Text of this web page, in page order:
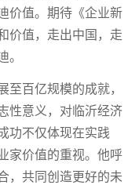
价值。期待《企业新
价值，走出中国，走
百亿规模的成就，
性意义，对临沂经济
功不仅体现在实践
家价值的重视。他呼
，共同创造更好的未